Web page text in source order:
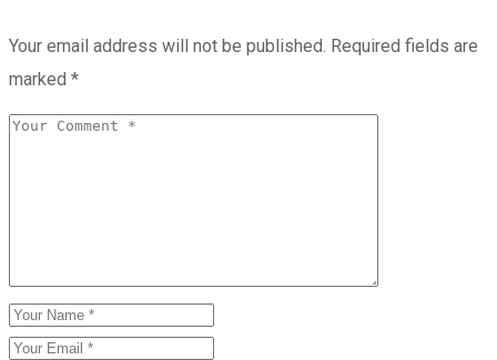
Your email address will not be published. Required fields are
marked *